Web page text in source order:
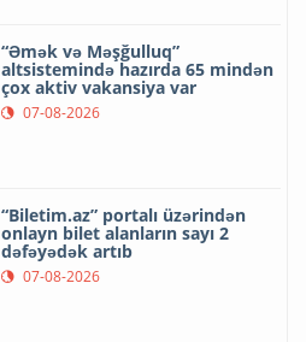
“Əmək və Məşğulluq”
altsistemində hazırda 65 mindən
çox aktiv vakansiya var
07-08-2026
“Biletim.az” portalı üzərindən
onlayn bilet alanların sayı 2
dəfəyədək artıb
07-08-2026